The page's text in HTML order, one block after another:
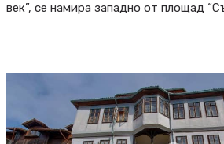
век”, се намира западно от площад